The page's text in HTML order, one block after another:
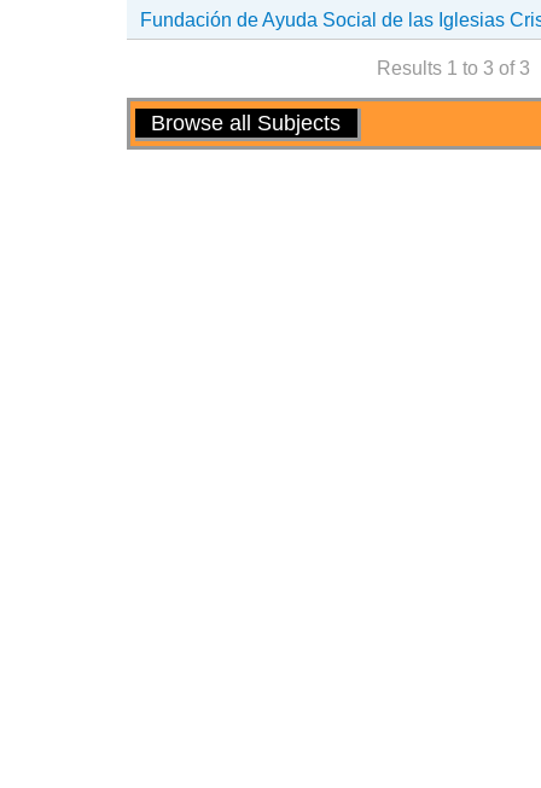
Fundación de Ayuda Social de las Iglesias
Results 1 to 3 of 3
Actions
Browse all Subjects